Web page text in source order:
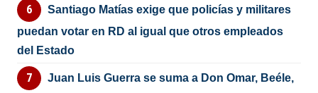
Santiago Matías exige que policías y militares
puedan votar en RD al igual que otros empleados
del Estado
Juan Luis Guerra se suma a Don Omar, Beéle,